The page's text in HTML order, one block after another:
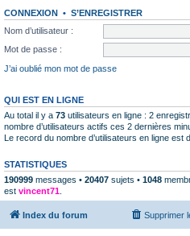
CONNEXION • S’ENREGISTRER
Nom d’utilisateur :
Mot de passe :
J’ai oublié mon mot de passe
QUI EST EN LIGNE
Au total il y a 73 utilisateurs en ligne : 2
nombre d’utilisateurs actifs ces 2 dernières
Le record du nombre d’utilisateurs en ligne est
STATISTIQUES
190999 messages • 20407 sujets • 1048
est vincent71
Index du forum Supprimer